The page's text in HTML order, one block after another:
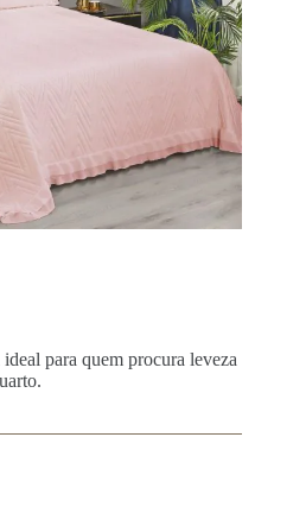
para quem procura leveza